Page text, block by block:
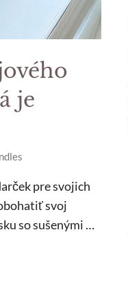
je
pre svojich
svoj
so sušenými …